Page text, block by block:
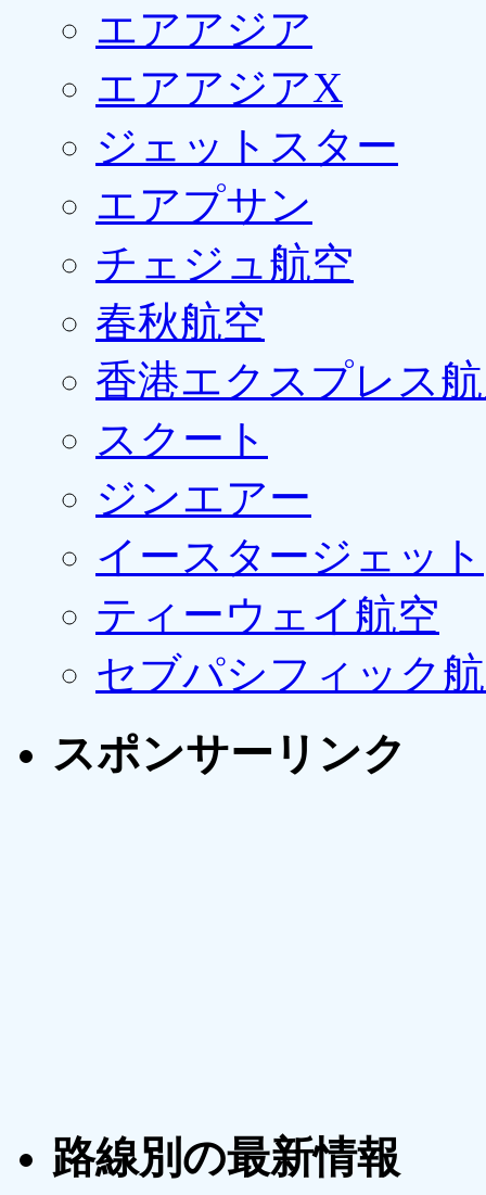
エアアジア
エアアジアX
ジェットスター
エアプサン
チェジュ航空
春秋航空
香港エクスプレス
スクート
ジンエアー
イースタージェット
ティーウェイ航空
セブパシフィック
スポンサーリンク
路線別の最新情報